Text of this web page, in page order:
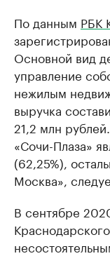
По данным РБК
Основной вид
управление
нежилым
выручка
21,2 млн
«Сочи-Плаза»
(62,25%),
Москва»,
В сентябре